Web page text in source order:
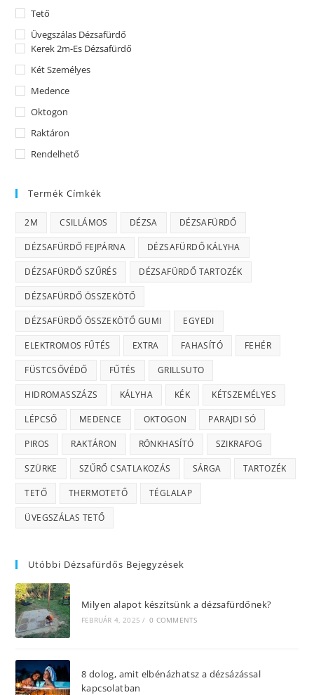
Tető
Üvegszálas Dézsafürdő
Kerek 2m-Es Dézsafürdő
Két Személyes
Medence
Oktogon
Raktáron
Rendelhető
Termék Címkék
2M CSILLÁMOS DÉZSA DÉZSAFÜRDŐ
DÉZSAFÜRDŐ FEJPÁRNA DÉZSAFÜRDŐ KÁLYHA
DÉZSAFÜRDŐ SZŰRÉS DÉZSAFÜRDŐ TARTOZÉK
DÉZSAFÜRDŐ ÖSSZEKÖTŐ
DÉZSAFÜRDŐ ÖSSZEKÖTŐ GUMI EGYEDI
ELEKTROMOS FŰTÉS EXTRA FAHASÍTÓ FEHÉR
FÜSTCSŐVÉDŐ FŰTÉS GRILLSUTO
HIDROMASSZÁZS KÁLYHA KÉK KÉTSZEMÉLYES
LÉPCSŐ MEDENCE OKTOGON PARAJDI SÓ
PIROS RAKTÁRON RÖNKHASÍTÓ SZIKRAFOG
SZÜRKE SZŰRŐ CSATLAKOZÁS SÁRGA TARTOZÉK
TETŐ THERMOTETŐ TÉGLALAP
ÜVEGSZÁLAS TETŐ
Utóbbi Dézsafürdős Bejegyzések
Milyen alapot készítsünk a dézsafürdőnek?
FEBRUÁR 4, 2025 / 0 COMMENTS
8 dolog, amit elbénázhatsz a dézsázással
kapcsolatban